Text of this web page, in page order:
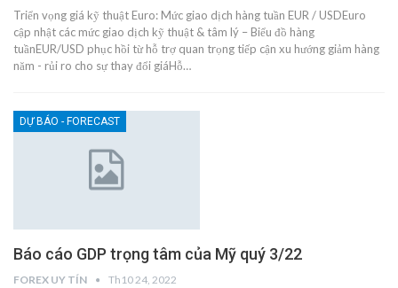
Triển vọng giá kỹ thuật Euro: Mức giao dịch hàng tuần EUR / USDEuro
cập nhật các mức giao dịch kỹ thuật & tâm lý – Biểu đồ hàng
tuầnEUR/USD phục hồi từ hỗ trợ quan trọng tiếp cận xu hướng giảm hàng
năm - rủi ro cho sự thay đổi giáHỗ…
DỰ BÁO - FORECAST
Báo cáo GDP trọng tâm của Mỹ quý 3/22
FOREX UY TÍN Th10 24, 2022